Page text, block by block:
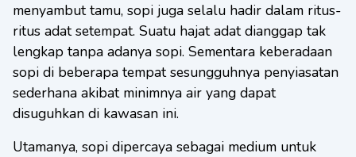
menyambut tamu, sopi juga selalu hadir dalam ritus-
ritus adat setempat. Suatu hajat adat dianggap tak
lengkap tanpa adanya sopi. Sementara keberadaan
sopi di beberapa tempat sesungguhnya penyiasatan
sederhana akibat minimnya air yang dapat
disuguhkan di kawasan ini.
Utamanya, sopi dipercaya sebagai medium untuk